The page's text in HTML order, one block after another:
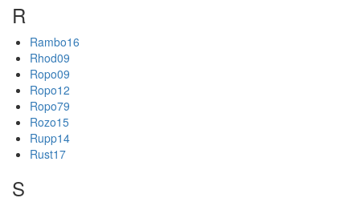
R
Rambo16
Rhod09
Ropo09
Ropo12
Ropo79
Rozo15
Rupp14
Rust17
S